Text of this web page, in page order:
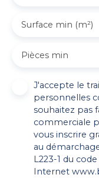
Surface min (m²)
Pièces min
J'accepte le
personnelles
souhaitez pas
commerciale
vous inscrire
au
L223-1 du
Internet